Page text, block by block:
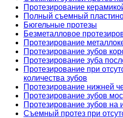
Протезирование
Полный съемный
Бюгельные протезы
Безметалловое
Протезирование
Протезирование зубов
Протезирование зуба
Протезирование при
количества зубов
Протезирование нижней
Протезирование зубов
Протезирование зубов на
Съемный протез при